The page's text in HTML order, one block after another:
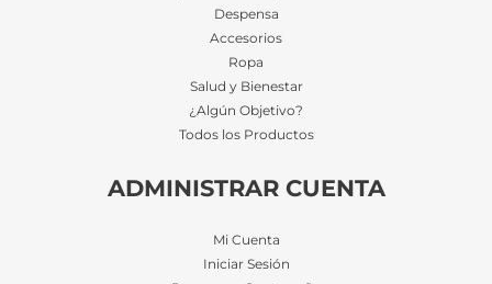
Despensa
Accesorios
Ropa
Salud y Bienestar
¿Algún Objetivo?
Todos los Productos
ADMINISTRAR CUENTA
Mi Cuenta
Iniciar Sesión